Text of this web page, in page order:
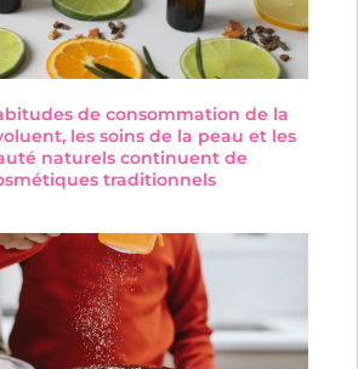
de consommation de la
les soins de la peau et les
naturels continuent de
traditionnels